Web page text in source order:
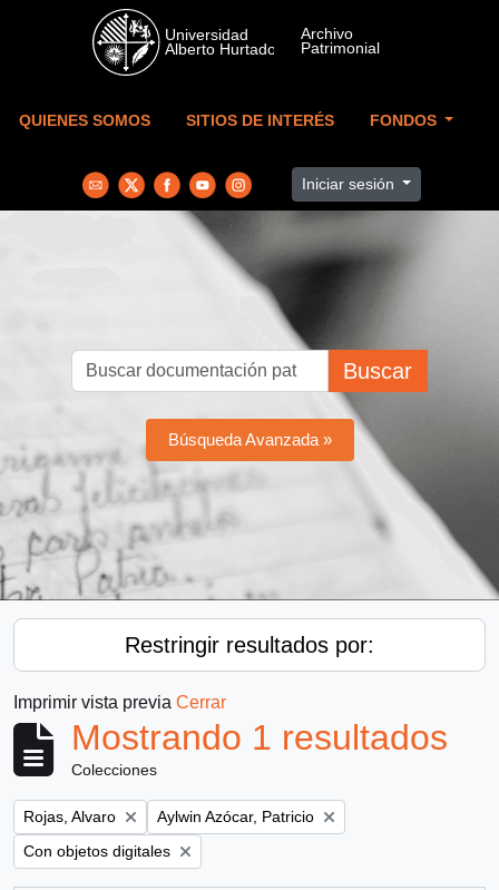
Skip to main content
QUIENES SOMOS SITIOS DE INTERÉS FONDOS
Iniciar sesión
Buscar
Búsqueda Avanzada »
Restringir resultados por:
Imprimir vista previa Cerrar
Mostrando 1 resultados
Colecciones
Remove filter:
Rojas, Alvaro Remove filter:
Aylwin Azócar, Patricio
Remove filter:
Con objetos digitales